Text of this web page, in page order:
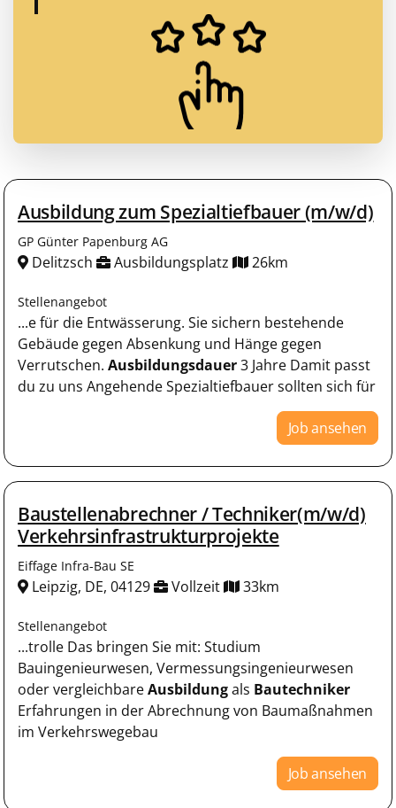
Ausbildung zum Spezialtiefbauer (m/w/d)
GP Günter Papenburg AG
Delitzsch Ausbildungsplatz 26km
Stellenangebot
...e für die Entwässerung. Sie sichern bestehende
Gebäude gegen Absenkung und Hänge gegen
Verrutschen. Ausbildungsdauer3 Jahre Damit passt
du zu uns Angehende Spezialtiefbauer sollten sich für
Job ansehen
Baustellenabrechner / Techniker(m/w/d)
Verkehrsinfrastrukturprojekte
Eiffage Infra-Bau SE
Leipzig, DE, 04129 Vollzeit 33km
Stellenangebot
...trolle Das bringen Sie mit: Studium
Bauingenieurwesen, Vermessungsingenieurwesen
oder vergleichbareAusbildungals Bautechniker
Erfahrungen in der Abrechnung von Baumaßnahmen
im Verkehrswegebau
Job ansehen